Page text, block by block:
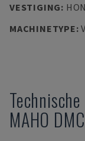
VESTIGING:
MACHINETYPE:
MAHO